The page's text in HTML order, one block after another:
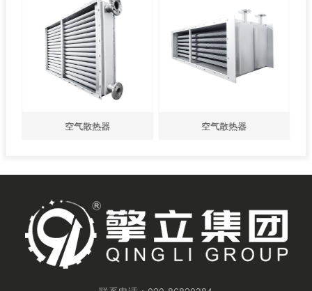
空气散热器 空气散热器